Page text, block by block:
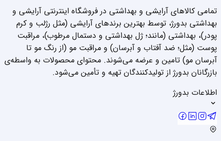
تمامی کالاهای آرایشی و بهداشتی در فروشگاه اینترنتی آرایشی و
بهداشتی بدورژ، توسط بهترین برندهای آرایشی (مثل رژلب و کرم
پودر)، بهداشتی (مانند؛ ژل بهداشتی و دستمال مرطوب)، مراقبت
پوست (مثل؛ ضد آفتاب و آبرسان) و مراقبت مو (از رنگ مو تا
آبرسان مو) تامین و عرضه می‌شوند. محتوای محصولات به واسطه‌ی
بازرگانان بدورژ از تولیدکنندگان تهیه و تأمین می‌شود.
اطلاعات بدورژ